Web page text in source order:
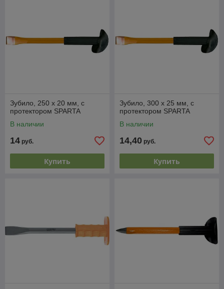
Зубило, 250 х 20 мм, с
протектором SPARTA
В наличии
14 руб.
Купить
Зубило, 300 х 25 мм, с
протектором SPARTA
В наличии
14,40 руб.
Купить